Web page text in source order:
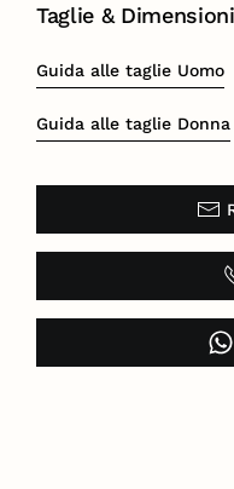
Taglie & Dimensioni
Guida alle taglie Uomo
Guida alle taglie Donna